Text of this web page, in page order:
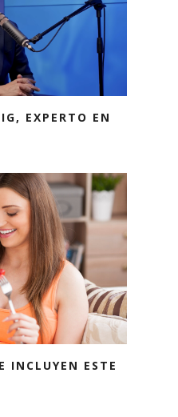
EXPERTO EN
INCLUYEN ESTE